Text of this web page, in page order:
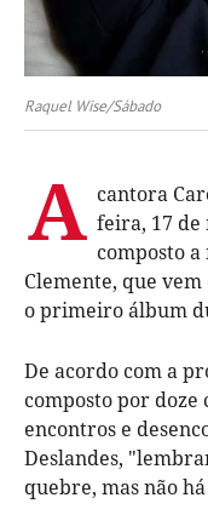
Raquel Wise/Sábado
A cantora
feira, 17 de
composto
Clemente, que vem
o primeiro álbum
De acordo com a
composto por doze
encontros e
Deslandes,
quebre, mas não